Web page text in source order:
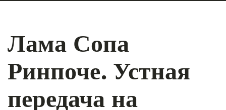
Лама Сопа
Ринпоче. Устная
передача на